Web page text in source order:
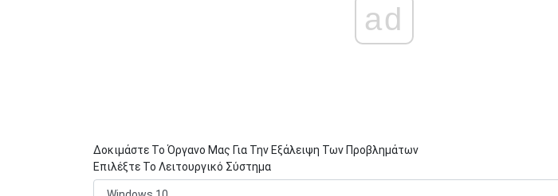
ad
Δοκιμάστε Το Όργανο Μας Για Την Εξάλειψη Των Προβλημάτων
Επιλέξτε Το Λειτουργικό Σύστημα